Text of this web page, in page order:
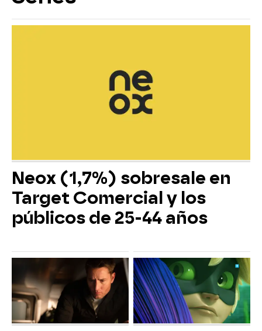
Neox (1,7%) sobresale en
Target Comercial y los
públicos de 25-44 años